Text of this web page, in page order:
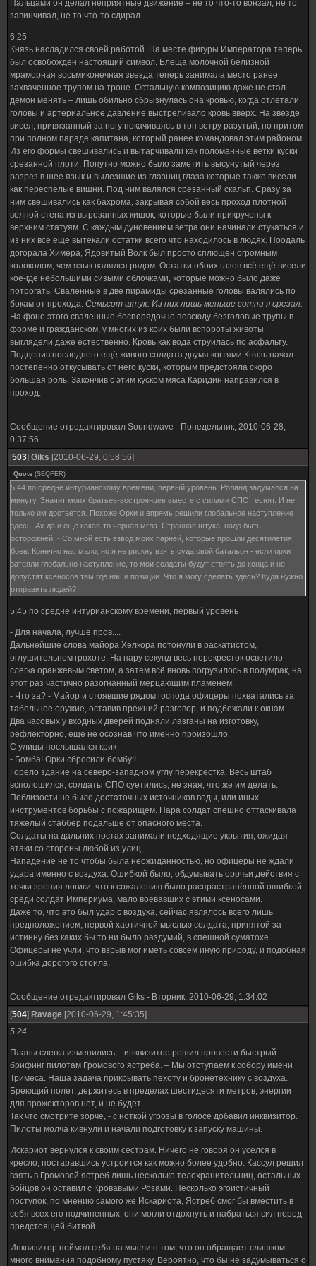
Пальцами он делал неприятные движение – не то что-то вонзал, не то
завинчивал, не то что-то сдирал.
6:25
Князь насладился своей работой. На месте фигуры Императора теперь
был освобождён настоящий символ. Блеща молочной белизной
мраморная восьмиконечная звезда теперь занимала место ранее
захваченное трупом на троне. Остальную композицию даже не стал
демон менять – лишь обильно сбрызнулась она кровью, когда отлетали
головы и артериальное давление выстреливало кровь вверх. На звезде
висел, привязанный за ногу покачиваясь в тон ветру разутый, но притом
при полном параде капитана, который ранее командовал этим районом.
Из его формы свешивались и вытарчивали как поломанные ветки куски
срезанной плоти. Попутно можно было заметить высунутый через
разрез в шее язык и вылезшие из глазниц глаза которые также висели
как переспелые вишни. Под ним валялся срезанный скальп. Сразу за
ним свешивались как бахрома, закрывая собой весь проход плотной
волной стена из вырезанных кишок, которые были прикручены к
верхним статуям. С каждым дуновением ветра они начинали стукаться и
из них всё ещё вытекали остатки всего что находилось в людях. Поодаль
догорала Химера, Ядовитый Волк был просто сплющен огромным
колоколом, чем язык валялся рядом. Остатки обоих газов всё ещё висели
кое-где небольшими сизыми облочками, которые можно было даже
потрогать. Сваленные в две пирамиды срезанные головы валялись по
бокам от прохода. Семьсот штук. Из них лишь меньше сотни я срезал.
На фоне этого сваленные беспорядочно повсюду безголовые трупы в
форме и гражданском, у многих из коих были вспороты животы
выглядели даже естественно. Кровь как вода струилась по асфальту.
Подцепив последнего ещё живого солдата двумя когтями Князь начал
постепенно откусывать от него куски, которым предстояла скоро
большая роль. Закончив с этим куском мяса Каридин направился в
проход.
Сообщение отредактировал Soundwave - Понедельник, 2010-06-28,
0:37:56
[503] Giks [2010-06-29, 0:58:56]
Quote (SEQFER)
5:44 по средне интурианскому времени, первый уровень. Роланд задумался на
минуту. Значит моих братьев-востроянцев вместе с силами СПО теснят. И не
только им достается. Похоже Орки и впрямь решили глобальное наступление
здесь. Ах да и еще какая-то черная мгла. Странная штука, надо быть
осторожней. - Со мной есть взвод моих парней, которые прошли десятилетия
боев. Конечно нас мало, но я не рискну взять суда свой батальон - если орки
затеяли глобально наступление, то мои солдаты будут стоять до конца и не
допустят ксеносов там где наши позиции. Что я могу сделать здесь? Куда нужно
отправить людей?
5:45 по средне интурианскому времени, первый уровень
- Для начала, лучше пров....
Дальнейшие слова майора Хелкора потонули в раскатистом,
оглушительном грохоте. На пару секунд весь перекресток осветило
слегка оранжевым светом, а затем всё вновь погрузилось в полумрак, на
этот раз частично разогнанный мерцающим пламенем.
- Что за? - Майор и стоявшие рядом господа офицеры похватались за
табельное оружие, оставив прежний разговор, и подбежали к окнам.
Два часовых у входных дверей подняли лазганы на изготовку,
рефлекторно, еще не осознав что именно произошло.
С улицы послышался крик
- Бомба! Орки сбросили бомбу!!
Горело здание на северо-западном углу перекрёстка. Весь штаб
всполошился, солдаты СПО суетились, не зная, что же им делать.
Поблизости не было достаточных источников воды, или иных
инструментов борьбы с пожарищем. Пара солдат спешно оттаскивала
тяжелый стаббер подальше от опасного места.
Солдаты на дальних постах занимали подходящие укрытия, ожидая
атаки со стороны любой из улиц.
Нападение не то чтобы была неожиданностью, но офицеры не ждали
удара именно с воздуха. Ошибкой было, обдумывать орочьи действия с
точки зрения логики, что к сожалению было распрастранённой ошибкой
среди солдат Империума, мало воевавших с этими ксеносами.
Даже то, что это был удар с воздуха, сейчас являлось всего лишь
предположением, первой хаотичной мыслью солдата, принятой за
истинну без каких бы то ни было раздумий, в спешной суматохе.
Офицеры не учли, что взрыв мог иметь совсем иную природу, и подобная
ошибка дорогого стоила.
Сообщение отредактировал Giks - Вторник, 2010-06-29, 1:34:02
[504] Ravage [2010-06-29, 1:45:35]
5.24
Планы слегка изменились, - инквизитор решил провести быстрый
брифинг пилотам Громового ястреба. – Мы отступаем к собору имени
Тримеса. Наша задача прикрывать пехоту и бронетехнику с воздуха.
Бреющий полет, держитесь в пределах шестидесяти метров, энергии
для прожекторов нет, и не будет.
Так что смотрите зорче, - с ноткой угрозы в голосе добавил инквизитор.
Пилоты молча кивнули и начали подготовку к запуску машины.
Искариот вернулся к своим сестрам. Ничего не говоря он уселся в
кресло, постаравшись устроится как можно более удобно. Кассул решил
взять в Громовой ястреб лишь несколько телохранительниц, остальных
бойцов он оставил с Кровавыми Розами. Несколько эгоистичный
поступок, по мнению самого же Искариота, Ястреб смог бы вместить в
себя всех его подчиненных, они могли отдохнуть и набраться сил перед
предстоящей битвой…
Инквизитор поймал себя на мысли о том, что он обращает слишком
много внимания подобному пустяку. Вероятно, что бы не задумываться о